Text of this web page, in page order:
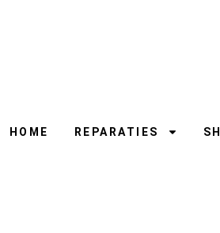
HOME REPARATIES